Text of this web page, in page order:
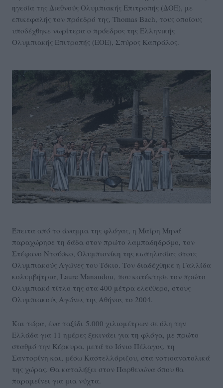
ηγεσία της Διεθνούς Ολυμπιακής Επιτροπής (ΔΟΕ), με
επικεφαλής τον πρόεδρό της, Thomas Bach, τους οποίους
υποδέχθηκε νωρίτερα ο πρόεδρος της Ελληνικής
Ολυμπιακής Επιτροπής (ΕΟΕ), Σπύρος Καπράλος.
Έπειτα από το άναμμα της φλόγας, η Μαίρη Μηνά
παραχώρησε τη δάδα στον πρώτο λαμπαδηδρόμο, τον
Στέφανο Ντούσκο, Ολυμπιονίκη της κωπηλασίας στους
Ολυμπιακούς Αγώνες του Τόκιο. Τον διαδέχθηκε η Γαλλίδα
κολυμβήτρια, Laure Manaudou, που κατέκτησε τον πρώτο
Ολυμπιακό τίτλο της στα 400 μέτρα ελεύθερο, στους
Ολυμπιακούς Αγώνες της Αθήνας το 2004.
Και τώρα, ένα ταξίδι 5.000 χιλιομέτρων σε όλη την
Ελλάδα για 11 ημέρες ξεκινάει για τη φλόγα, με πρώτο
σταθμό την Κέρκυρα, μετά το Ιόνιο Πέλαγος, τη
Σαντορίνη και, μέσω Καστελλόριζου, στα νοτιοανατολικά
της χώρας. Θα καταλήξει στον Παρθενώνα όπου θα
παραμείνει για μια νύχτα.